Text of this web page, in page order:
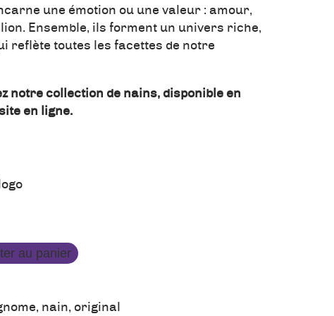
une émotion ou une valeur : amour,
Ensemble, ils forment un univers riche,
reflète toutes les facettes de notre
notre collection de nains, disponible en
en ligne.
au panier
, nain, original